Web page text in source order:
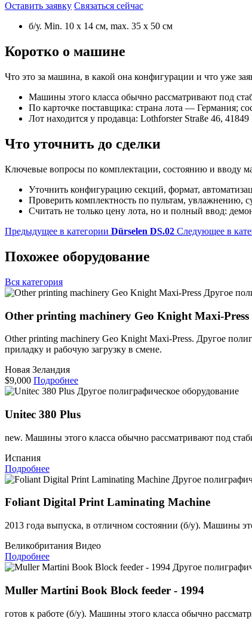
Оставить заявку Связаться сейчас
б/у. Min. 10 x 14 см, max. 35 x 50 см
Коротко о машине
Что это за машина, в какой она конфигурации и что уже
Машины этого класса обычно рассматривают под
По карточке поставщика: страна лота — Германия;
Лот находится у продавца: Lothforster Straße 46,
Что уточнить до сделки
Ключевые вопросы по комплектации, состоянию и вводу
Уточнить конфигурацию секций, формат,
Проверить комплектность по пультам, увлажнению,
Считать не только цену лота, но и полный ввод:
Предыдущее в категории Dürselen DS.02 Следующее в
Похожее оборудование
Вся категория
Другое
Other printing machinery Geo Knight Maxi-Press
Other printing machinery Geo Knight Maxi-Press. Другое
приладку и рабочую загрузку в смене.
Новая Зеландия
$9,000 Подробнее
Другое полиграфическое оборудование
Unitec 380 Plus
new. Машины этого класса обычно рассматривают под
Испания
Подробнее
Другое
Foliant Digital Print Laminating Machine
2013 года выпуска, в отличном состоянии (б/у). Машины
Великобритания Видео
Подробнее
Другое
Muller Martini Book Block feeder - 1994
готов к работе (б/у). Машины этого класса обычно